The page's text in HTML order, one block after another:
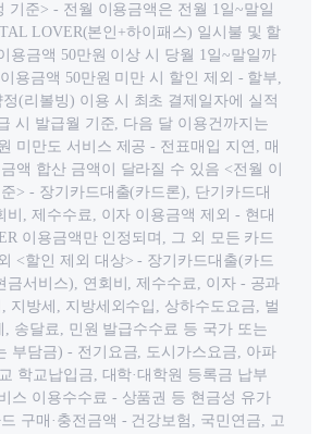
기준> - 전월 이용금액은 전월 1일~말일
LOVER(본인+하이패스) 일시불 및 할
용금액 50만원 이상 시 당월 1일~말일까
용금액 50만원 미만 시 할인 제외 - 할부,
(리볼빙) 이용 시 최초 결제일자에 실적
시 발급월 기준, 다음 달 이용건까지는
미만도 서비스 제공 - 전표매입 지연, 매
액 합산 금액이 달라질 수 있음 <전월 이
> - 장기카드대출(카드론), 단기카드대
비, 제수수료, 이자 이용금액 제외 - 현대
이용금액만 인정되며, 그 외 모든 카드
<할인 제외 대상> - 장기카드대출(카드
금서비스), 연회비, 제수수료, 이자 - 공과
지방세, 지방세외수입, 상하수도요금, 벌
, 송달료, 민원 발급수수료 등 국가 또는
부담금) - 전기요금, 도시가스요금, 아파
학교납입금, 대학·대학원 등록금 납부
스 이용수수료 - 상품권 등 현금성 유가
구매·충전금액 - 건강보험, 국민연금, 고